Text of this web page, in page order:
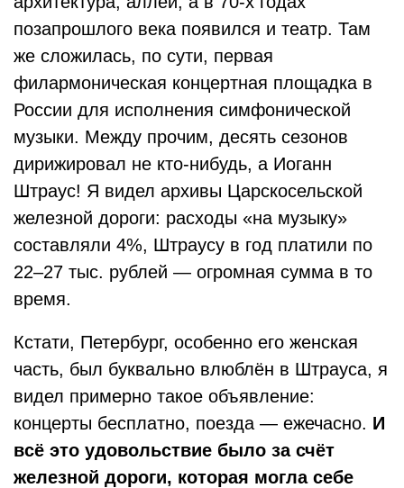
позапрошлого века появился и театр. Там
же сложилась, по сути, первая
филармоническая концертная площадка в
России для исполнения симфонической
музыки. Между прочим, десять сезонов
дирижировал не кто-нибудь, а Иоганн
Штраус! Я видел архивы Царскосельской
железной дороги: расходы «на музыку»
составляли 4%, Штраусу в год платили по
22–27 тыс. рублей — огромная сумма в то
время.
Кстати, Петербург, особенно его женская
часть, был буквально влюблён в Штрауса, я
видел примерно такое объявление:
концерты бесплатно, поезда — ежечасно. И
всё это удовольствие было за счёт
железной дороги, которая могла себе